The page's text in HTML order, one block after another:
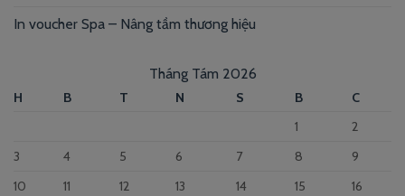
In voucher Spa – Nâng tầm thương hiệu
Tháng Tám 2026
H B T N S B
C
1
2
3
4 5 6 7 8
9
10
11 12 13 14 15
16